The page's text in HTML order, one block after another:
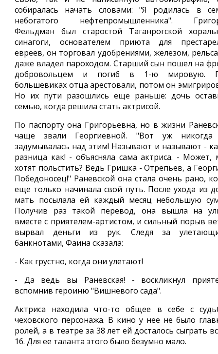
собиралась начать словами: "Я родилась в
небогатого нефтепромышленника".
Фельдман был старостой Таганрогской
синагоги, основателем приюта для
евреев, он торговал удобрениями, железом,
даже владел пароходом. Старший сын пошел на
добровольцем и погиб в 1-ю мировую.
большевиках отца арестовали, потом он
Но их пути разошлись еще раньше: дочь
семью, когда решила стать актрисой.
По паспорту она Григорьевна, но в жизни
чаще звали Георгиевной. "Вот уж
задумывалась над этим! Называют и называют -
разница как! - объясняла сама актриса. - Может,
хотят польстить? Ведь Гришка - Отрепьев, а
Победоносец!" Раневской она стала очень рано,
еще только начинала свой путь. После ухода из
мать посылала ей каждый месяц небольшую
Получив раз такой перевод, она вышла на
вместе с приятелем-артистом, и сильный порыв
вырвал деньги из рук. Следя за
банкнотами, Фаина сказала:
- Как грустно, когда они улетают!
- Да ведь вы Раневская! - воскликнул
вспомнив героиню "Вишневого сада".
Актриса находила что-то общее в себе с
чеховского персонажа. В кино у нее не было
ролей, а в театре за 38 лет ей досталось сыграть
16. Для ее таланта этого было безумно мало.